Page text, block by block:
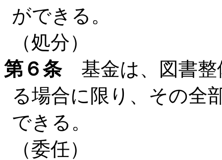
ができる。
（処分）
第６条基金は、図書整
る場合に限り、その全
できる。
（委任）